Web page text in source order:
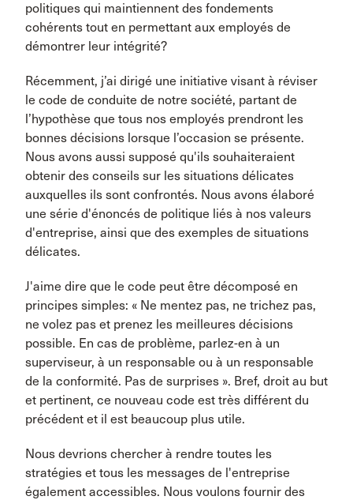
politiques qui maintiennent des fondements
cohérents tout en permettant aux employés de
démontrer leur intégrité?
Récemment, j’ai dirigé une initiative visant à réviser
le code de conduite de notre société, partant de
l’hypothèse que tous nos employés prendront les
bonnes décisions lorsque l’occasion se présente.
Nous avons aussi supposé qu'ils souhaiteraient
obtenir des conseils sur les situations délicates
auxquelles ils sont confrontés. Nous avons élaboré
une série d'énoncés de politique liés à nos valeurs
d'entreprise, ainsi que des exemples de situations
délicates.
J'aime dire que le code peut être décomposé en
principes simples: « Ne mentez pas, ne trichez pas,
ne volez pas et prenez les meilleures décisions
possible. En cas de problème, parlez-en à un
superviseur, à un responsable ou à un responsable
de la conformité. Pas de surprises ». Bref, droit au but
et pertinent, ce nouveau code est très différent du
précédent et il est beaucoup plus utile.
Nous devrions chercher à rendre toutes les
stratégies et tous les messages de l'entreprise
également accessibles. Nous voulons fournir des